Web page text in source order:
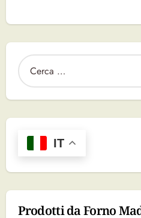
R
i
e
:
IT
Prodotti da Forno